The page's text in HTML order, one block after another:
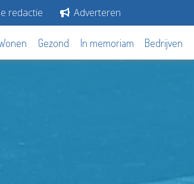
redactie Adverteren
Gezond In memoriam Bedrijven